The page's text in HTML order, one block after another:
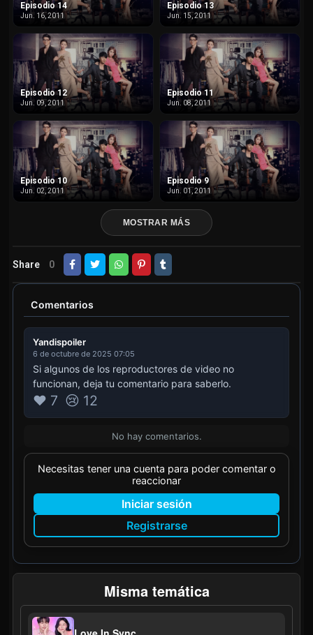
Episodio 14
Jun. 16, 2011
Episodio 13
Jun. 15, 2011
Episodio 12
Jun. 09, 2011
Episodio 11
Jun. 08, 2011
Episodio 10
Jun. 02, 2011
Episodio 9
Jun. 01, 2011
MOSTRAR MÁS
Share 0
Comentarios
Yandispoiler
6 de octubre de 2025 07:05
Si algunos de los reproductores de video no
funcionan, deja tu comentario para saberlo.
❤️ 7 😢 12
No hay comentarios.
Necesitas tener una cuenta para poder comentar o
reaccionar
Iniciar sesión
Registrarse
Misma temática